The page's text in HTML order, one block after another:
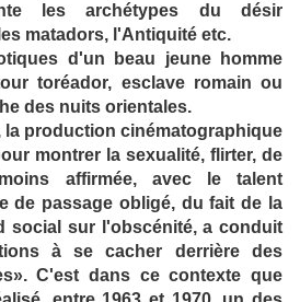
les archétypes du désir
matadors, l'Antiquité etc.
d'un beau jeune homme
toréador, esclave romain ou
des nuits orientales.
la production cinématographique
montrer la sexualité, flirter, de
affirmée, avec le talent
de passage obligé, du fait de la
social sur l'obscénité, a conduit
à se cacher derrière des
C'est dans ce contexte que